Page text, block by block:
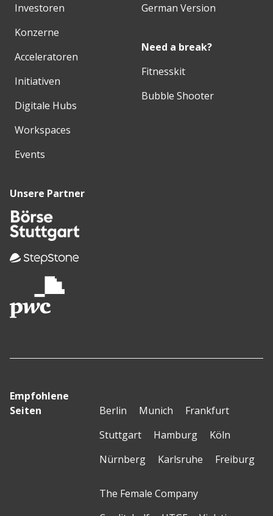
Investoren
Konzerne
Acceleratoren
Initiativen
Digitale Hubs
Workspaces
Events
German Version
Need a break?
Fitnesskit
Bubble Shooter
Unsere Partner
Empfohlene
Seiten
Berlin Munich
Frankfurt
Stuttgart
Hamburg
Köln
Nürnberg
Karlsruhe Freiburg
The Female Company